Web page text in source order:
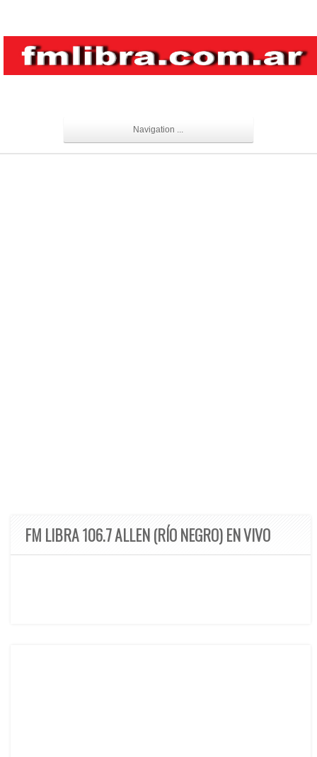
Navigation ...
FM LIBRA 106.7 ALLEN (RÍO NEGRO) EN VIVO